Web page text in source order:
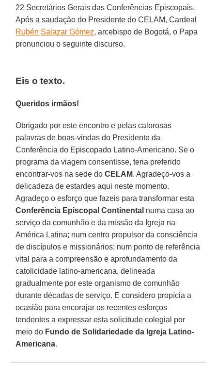
22 Secretários Gerais das Conferências Episcopais.
Após a saudação do Presidente do CELAM, Cardeal
Rubén Salazar Gómez, arcebispo de Bogotá, o Papa
pronunciou o seguinte discurso.
Eis o texto.
Queridos irmãos!
Obrigado por este encontro e pelas calorosas
palavras de boas-vindas do Presidente da
Conferência do Episcopado Latino-Americano. Se o
programa da viagem consentisse, teria preferido
encontrar-vos na sede doCELAM. Agradeço-vos a
delicadeza de estardes aqui neste momento.
Agradeço o esforço que fazeis para transformar esta
Conferência Episcopal Continental numa casa ao
serviço da comunhão e da missão da Igreja na
América Latina; num centro propulsor da consciência
de discípulos e missionários; num ponto de referência
vital para a compreensão e aprofundamento da
catolicidade latino-americana, delineada
gradualmente por este organismo de comunhão
durante décadas de serviço. E considero propícia a
ocasião para encorajar os recentes esforços
tendentes a expressar esta solicitude colegial por
meio do Fundo de Solidariedade da Igreja Latino-
Americana.